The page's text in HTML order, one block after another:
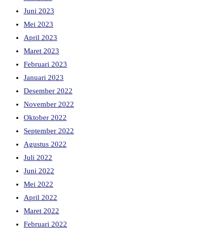
Juni 2023
Mei 2023
April 2023
Maret 2023
Februari 2023
Januari 2023
Desember 2022
November 2022
Oktober 2022
September 2022
Agustus 2022
Juli 2022
Juni 2022
Mei 2022
April 2022
Maret 2022
Februari 2022